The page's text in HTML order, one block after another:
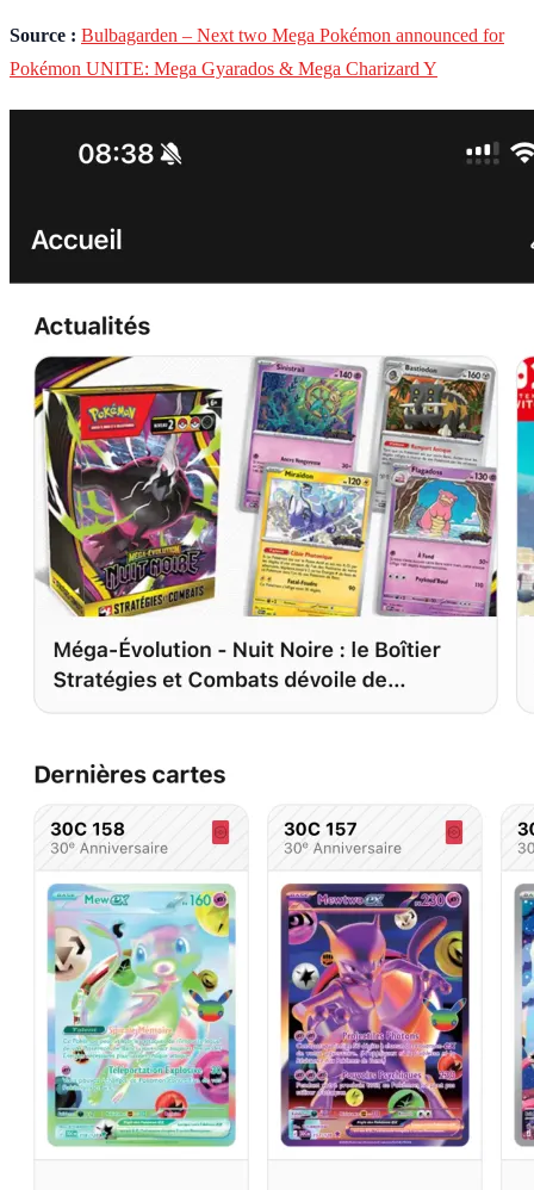
Source : Bulbagarden – Next two Mega Pokémon announced for
Pokémon UNITE: Mega Gyarados & Mega Charizard Y